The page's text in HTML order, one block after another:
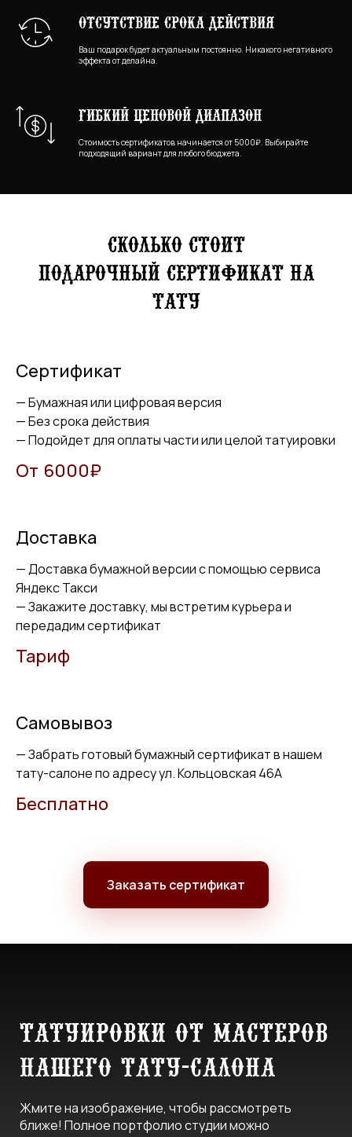
Отсутствие срока действия
Ваш подарок будет актуальным постоянно. Никакого негативного
эффекта от делайна.
Гибкий ценовой диапазон
Стоимость сертификатов начинается от 5000₽. Выбирайте
подходящий вариант для любого бюджета.
Сколько стоит
подарочный сертификат на
тату
Сертификат
— Бумажная или цифровая версия
— Без срока действия
— Подойдет для оплаты части или целой татуировки
От 6000₽
Доставка
— Доставка бумажной версии с помощью сервиса
Яндекс Такси
— Закажите доставку, мы встретим курьера и
передадим сертификат
Тариф
Самовывоз
— Забрать готовый бумажный сертификат в нашем
тату-салоне по адресу ул. Кольцовская 46А
Бесплатно
Заказать сертификат
Татуировки от мастеров
нашего тату-салона
Жмите на изображение, чтобы рассмотреть
ближе! Полное портфолио студии можно